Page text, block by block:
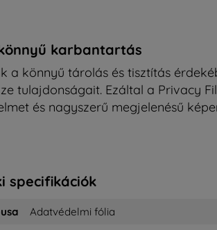
karbantartás
könnyű tárolás és tisztítás
tulajdonságait. Ezáltal a Privacy
és nagyszerű megjelenésű
specifikációk
Adatvédelmi fólia